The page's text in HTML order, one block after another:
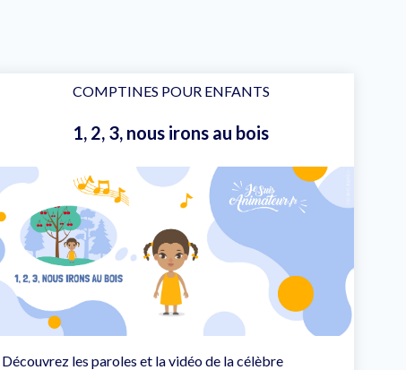
COMPTINES POUR ENFANTS
1, 2, 3, nous irons au bois
Découvrez les paroles et la vidéo de la célèbre